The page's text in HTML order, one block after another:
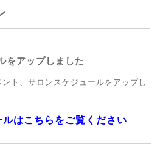
をアップしました
ト、サロンスケジュールをアップし
はこちらをご覧ください